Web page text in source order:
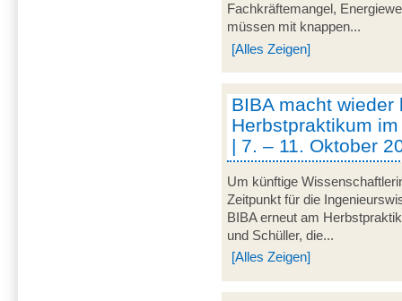
Fachkräftemangel,
müssen mit knappen...
[Alles Zeigen]
BIBA macht wieder
Herbstpraktikum
| 7. – 11. Oktober
Um künftige
Zeitpunkt für die
BIBA erneut am
und Schüller, die...
[Alles Zeigen]